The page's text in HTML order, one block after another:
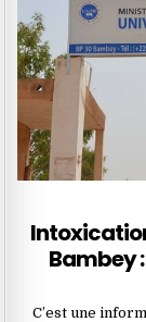
Bambey
C’est une